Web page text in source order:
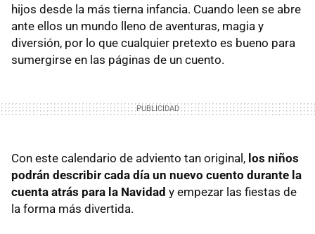
hijos desde la más tierna infancia. Cuando leen se abre
ante ellos un mundo lleno de aventuras, magia y
diversión, por lo que cualquier pretexto es bueno para
sumergirse en las páginas de un cuento.
Con este calendario de adviento tan original, los niños
podrán describir cada día un nuevo cuento durante la
cuenta atrás para la Navidad y empezar las fiestas de
la forma más divertida.